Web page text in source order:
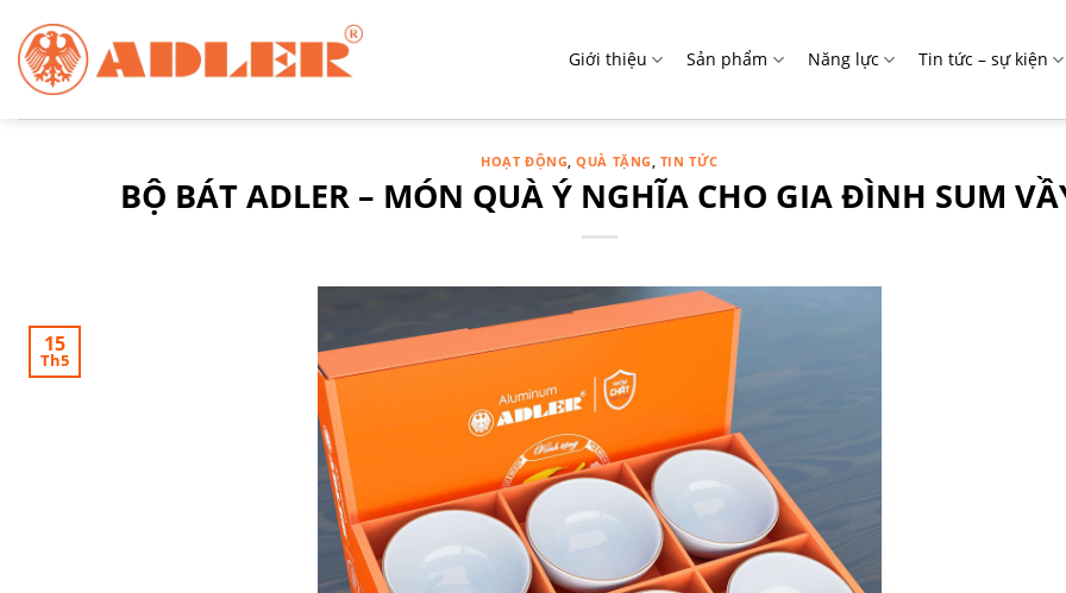
đến
nội
dung
Giới thiệu Sản phẩm Năng lực Tin tức – sự kiện
HOẠT ĐỘNG,QUÀ TẶNG, TIN TỨC
BỘ BÁT ADLER – MÓN QUÀ Ý NGHĨA CHO GIA ĐÌNH SUM
15
Th5